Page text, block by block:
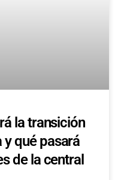
la transición
qué pasará
de la central